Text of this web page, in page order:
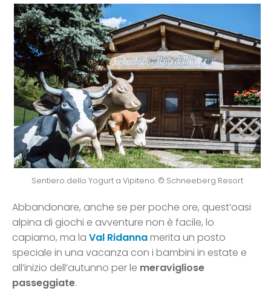
Sentiero dello Yogurt a Vipiteno. © Schneeberg Resort
Abbandonare, anche se per poche ore, quest’oasi
alpina di giochi e avventure non è facile, lo
capiamo, ma la Val Ridannamerita un posto
speciale in una vacanza con i bambini in estate e
all’inizio dell’autunno per le meravigliose
passeggiate.